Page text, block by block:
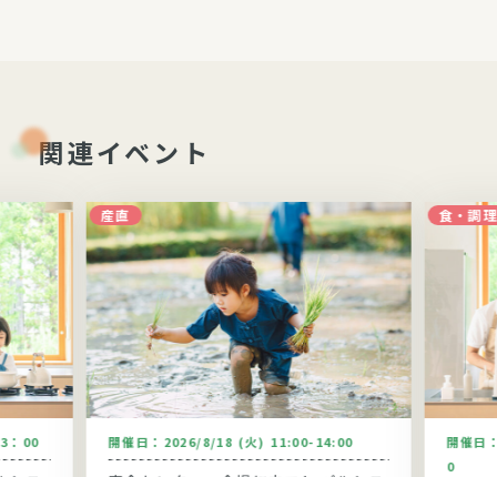
関連イベント
：00
産直
開催日： 2026/8/18 (火) 11:00-14:00
食・調理
開催日
0